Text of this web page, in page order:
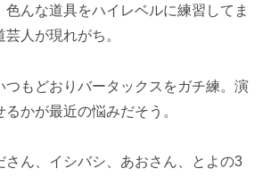
色んな道具をハイレベルに練習してま
人が現れがち。
つもどおりバータックスをガチ練。演
かが最近の悩みだそう。
さん、イシバシ、あおさん、とよの3